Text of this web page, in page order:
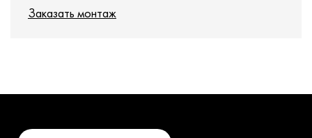
Заказать монтаж